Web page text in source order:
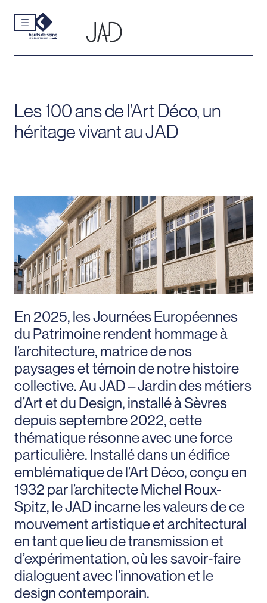
Aller
contenu
Les 100 ans de l’Art Déco, un
héritage vivant au JAD
En 2025, les Journées Européennes
du Patrimoine rendent hommage à
l’architecture, matrice de nos
paysages et témoin de notre histoire
collective. Au JAD – Jardin des métiers
d’Art et du Design, installé à Sèvres
depuis septembre 2022, cette
thématique résonne avec une force
particulière. Installé dans un édifice
emblématique de l’Art Déco, conçu en
1932 par l’architecte Michel Roux-
Spitz, le JAD incarne les valeurs de ce
mouvement artistique et architectural
en tant que lieu de transmission et
d’expérimentation, où les savoir-faire
dialoguent avec l’innovation et le
design contemporain.